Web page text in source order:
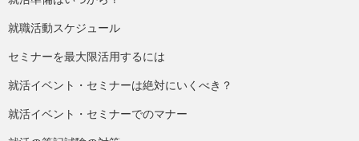
就職活動スケジュール
セミナーを最大限活用するには
就活イベント・セミナーは絶対にいくべき？
就活イベント・セミナーでのマナー